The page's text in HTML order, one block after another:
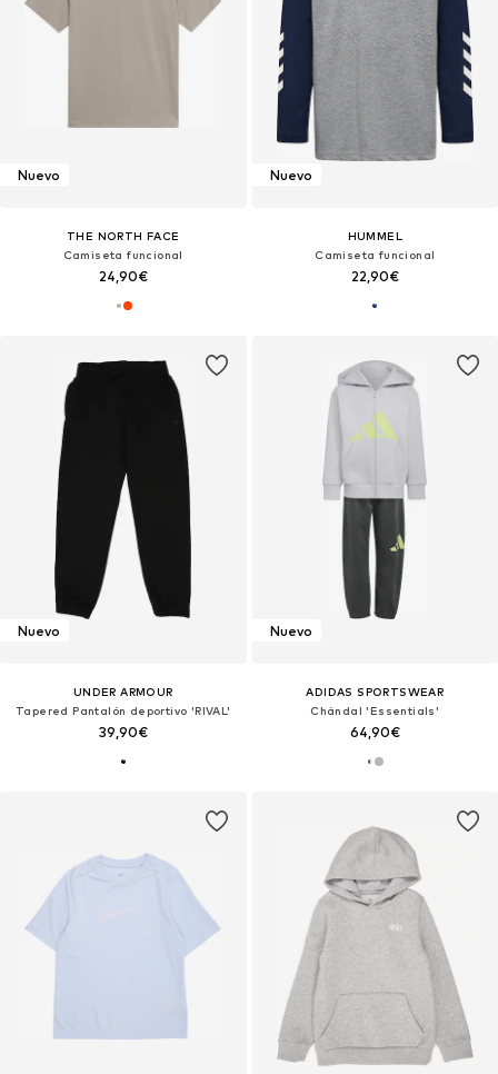
Nuevo
THE NORTH FACE
Camiseta funcional
24,90€
Nuevo
HUMMEL
Camiseta funcional
22,90€
Nuevo
UNDER ARMOUR
Tapered Pantalón deportivo 'RIVAL'
39,90€
Nuevo
ADIDAS SPORTSWEAR
Chándal 'Essentials'
64,90€